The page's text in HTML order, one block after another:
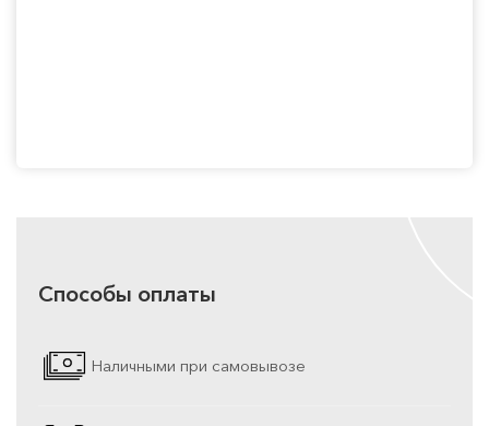
Способы оплаты
Наличными при самовывозе